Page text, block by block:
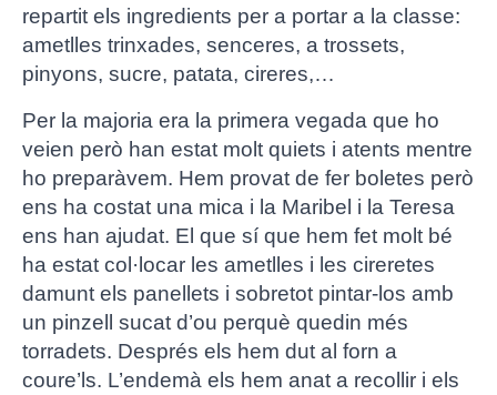
repartit els ingredients per a portar a la classe:
ametlles trinxades, senceres, a trossets,
pinyons, sucre, patata, cireres,…
Per la majoria era la primera vegada que ho
veien però han estat molt quiets i atents mentre
ho preparàvem. Hem provat de fer boletes però
ens ha costat una mica i la Maribel i la Teresa
ens han ajudat. El que sí que hem fet molt bé
ha estat col·locar les ametlles i les cireretes
damunt els panellets i sobretot pintar-los amb
un pinzell sucat d’ou perquè quedin més
torradets. Després els hem dut al forn a
coure’ls. L’endemà els hem anat a recollir i els